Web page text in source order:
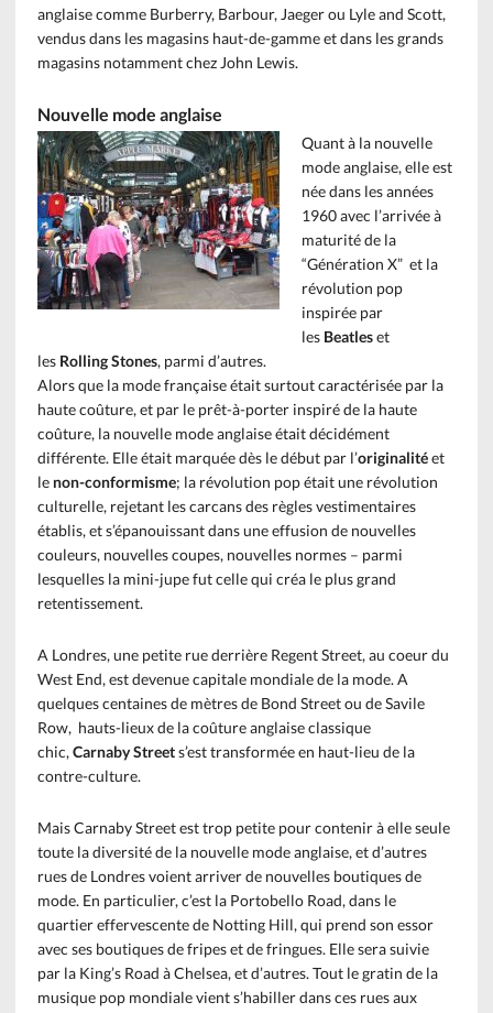
anglaise comme Burberry, Barbour, Jaeger ou Lyle and Scott,
vendus dans les magasins haut-de-gamme et dans les grands
magasins notamment chez John Lewis.
Nouvelle mode anglaise
Quant à la nouvelle
mode anglaise, elle est
née dans les années
1960 avec l’arrivée à
maturité de la
“Génération X” et la
révolution pop
inspirée par
les Beatleset
les Rolling Stones, parmi d’autres.
Alors que la mode française était surtout caractérisée par la
hautecoûture, et par le prêt-à-porter inspiré de la haute
coûture, la nouvelle mode anglaise était décidément
différente. Elle était marquée dès le début par l’originalitéet
le non-conformisme; la révolution pop était une révolution
culturelle, rejetant les carcans des règles vestimentaires
établis, et s’épanouissant dans une effusion de nouvelles
couleurs, nouvelles coupes, nouvelles normes – parmi
lesquelles la mini-jupe fut celle qui créa le plus grand
retentissement.
A Londres, une petite rue derrière Regent Street, au coeur du
West End, est devenue capitale mondiale de la mode. A
quelques centaines de mètres de Bond Street ou de Savile
Row, hauts-lieux de la coûture anglaise classique
chic,Carnaby Streets’est transformée en haut-lieu de la
contre-culture.
Mais Carnaby Street est trop petite pour contenir à elle seule
toute la diversité de la nouvelle mode anglaise, et d’autres
rues de Londres voient arriver de nouvelles boutiques de
mode. En particulier, c’est la Portobello Road, dans le
quartier effervescente de Notting Hill, qui prend son essor
avec ses boutiques de fripes et de fringues. Elle sera suivie
par la King’s Road à Chelsea, et d’autres. Tout le gratin de la
musique pop mondiale vient s’habiller dans ces rues aux